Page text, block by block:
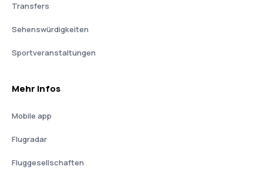
Transfers
Sehenswürdigkeiten
Sportveranstaltungen
Mehr Infos
Mobile app
Flugradar
Fluggesellschaften